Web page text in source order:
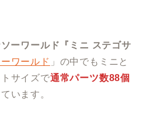
ーワールド『ミニ ステゴサ
ワールド 」の中でもミニと
サイズで通常パーツ数88個
います。